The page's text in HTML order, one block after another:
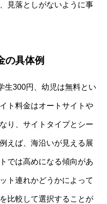
見落としがないように事
の具体例
生300円、幼児は無料とい
ト料金はオートサイトや
り、サイトタイプとシー
えば、海沿いが見える展
では高めになる傾向があ
ト連れかどうかによって
比較して選択することが